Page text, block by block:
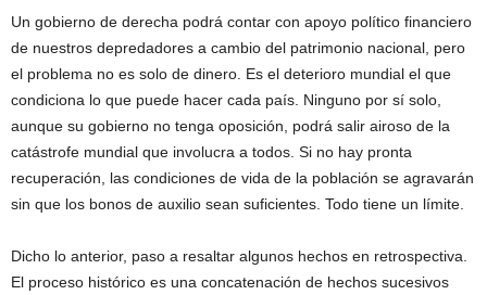
Un gobierno de derecha podrá contar con apoyo político financiero
de nuestros depredadores a cambio del patrimonio nacional, pero
el problema no es solo de dinero. Es el deterioro mundial el que
condiciona lo que puede hacer cada país. Ninguno por sí solo,
aunque su gobierno no tenga oposición, podrá salir airoso de la
catástrofe mundial que involucra a todos. Si no hay pronta
recuperación, las condiciones de vida de la población se agravarán
sin que los bonos de auxilio sean suficientes. Todo tiene un límite.
Dicho lo anterior, paso a resaltar algunos hechos en retrospectiva.
El proceso histórico es una concatenación de hechos sucesivos